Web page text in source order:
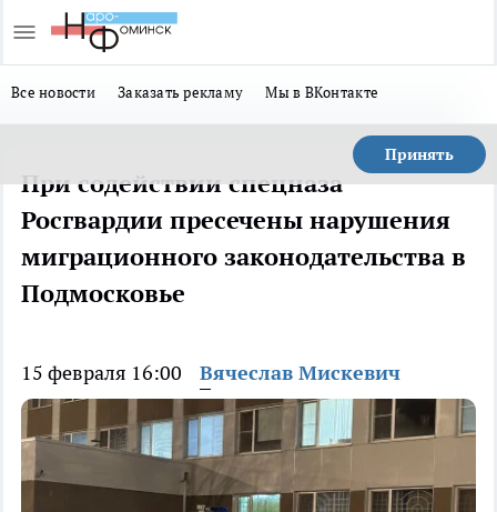
Все новости Заказать рекламу Мы в ВКонтакте
Принять
При содействии спецназа
Росгвардии пресечены нарушения
миграционного законодательства в
Подмосковье
15 февраля 16:00 Вячеслав Мискевич